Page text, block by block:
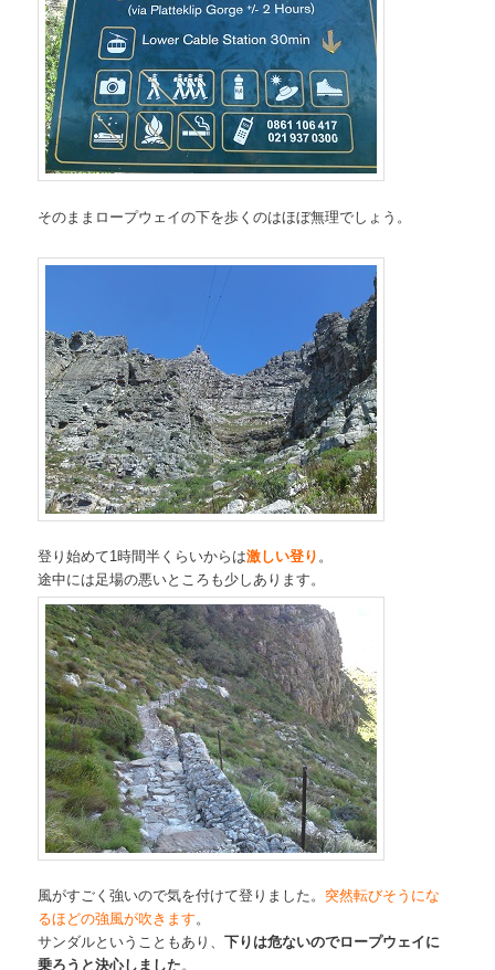
そのままロープウェイの下を歩くのはほぼ無理でしょう。
登り始めて1時間半くらいからは激しい登り 。
途中には足場の悪いところも少しあります。
風がすごく強いので気を付けて登りました。 突然転びそうにな
るほどの強風が吹きます。
サンダルということもあり、 下りは危ないのでロープウェイに
乗ろうと決心しました。